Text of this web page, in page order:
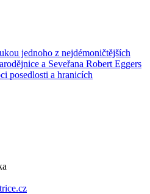
jednoho z nejdémoničtějších
a Seveřana Robert Eggers
posedlosti a hranicích